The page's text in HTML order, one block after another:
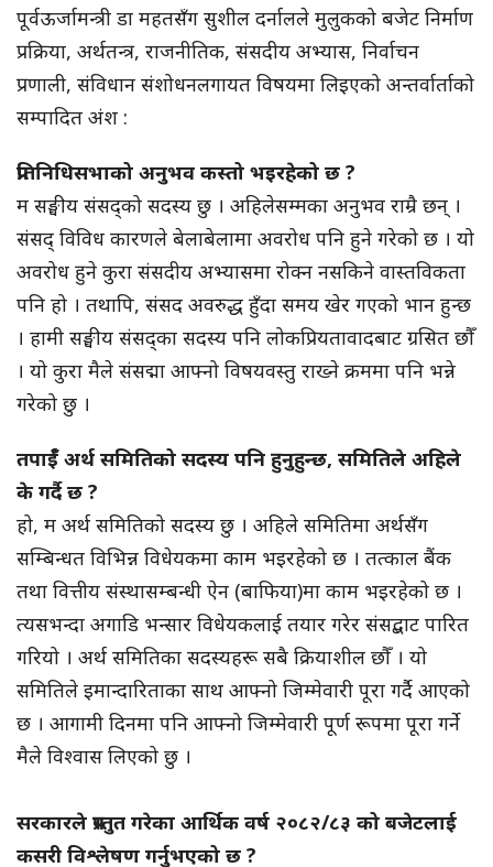
पूर्वऊर्जामन्त्री डा महतसँग सुशील दर्नालले मुलुकको बजेट निर्माण
प्रक्रिया, अर्थतन्त्र, राजनीतिक, संसदीय अभ्यास, निर्वाचन
प्रणाली, संविधान संशोधनलगायत विषयमा लिइएको अन्तर्वार्ताको
सम्पादित अंश :
प्रतिनिधिसभाको अनुभव कस्तो भइरहेको छ ?
म सङ्घीय संसद्को सदस्य छु । अहिलेसम्मका अनुभव राम्रै छन् ।
संसद् विविध कारणले बेलाबेलामा अवरोध पनि हुने गरेको छ । यो
अवरोध हुने कुरा संसदीय अभ्यासमा रोक्न नसकिने वास्तविकता
पनि हो । तथापि, संसद अवरुद्ध हुँदा समय खेर गएको भान हुन्छ
। हामी सङ्घीय संसद्का सदस्य पनि लोकप्रियतावादबाट ग्रसित छौँ
। यो कुरा मैले संसद्मा आफ्नो विषयवस्तु राख्ने क्रममा पनि भन्ने
गरेको छु ।
तपाईँ अर्थ समितिको सदस्य पनि हुनुहुन्छ, समितिले अहिले
के गर्दै छ ?
हो, म अर्थ समितिको सदस्य छु । अहिले समितिमा अर्थसँग
सम्बिन्धत विभिन्न विधेयकमा काम भइरहेको छ । तत्काल बैंक
तथा वित्तीय संस्थासम्बन्धी ऐन (बाफिया)मा काम भइरहेको छ ।
त्यसभन्दा अगाडि भन्सार विधेयकलाई तयार गरेर संसद्बाट पारित
गरियो । अर्थ समितिका सदस्यहरू सबै क्रियाशील छौँ । यो
समितिले इमान्दारिताका साथ आफ्नो जिम्मेवारी पूरा गर्दै आएको
छ । आगामी दिनमा पनि आफ्नो जिम्मेवारी पूर्ण रूपमा पूरा गर्ने
मैले विश्वास लिएको छु ।
सरकारले प्रस्तुत गरेका आर्थिक वर्ष २०८२/८३ को बजेटलाई
कसरी विश्लेषण गर्नुभएको छ ?